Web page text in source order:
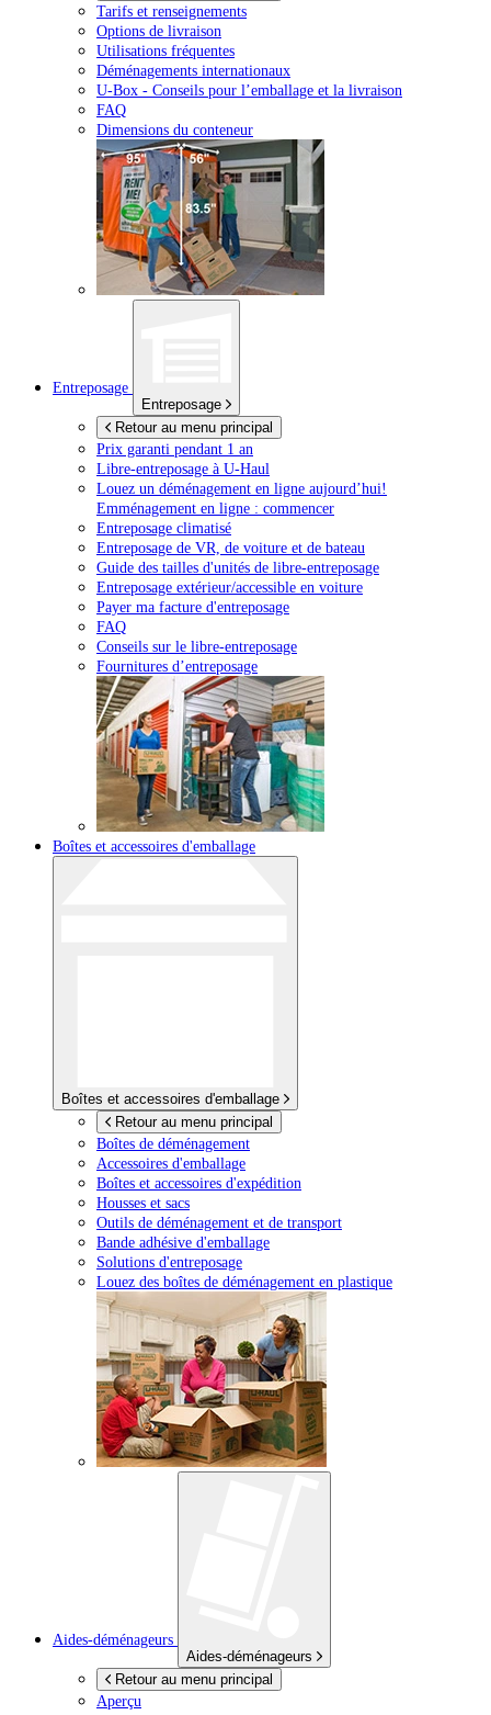
Tarifs et renseignements
Options de livraison
Utilisations fréquentes
Déménagements internationaux
U-Box - Conseils pour l’emballage et la livraison
FAQ
Dimensions du conteneur
Entreposage
Entreposage
Retour au menu principal
Prix garanti pendant 1 an
Libre-entreposage à U-Haul
Louez un déménagement en ligne aujourd’hui!
Emménagement en ligne : commencer
Entreposage climatisé
Entreposage de VR, de voiture et de bateau
Guide des tailles d'unités de libre-entreposage
Entreposage extérieur/accessible en voiture
Payer ma facture d'entreposage
FAQ
Conseils sur le libre-entreposage
Fournitures d’entreposage
Boîtes et accessoires d'emballage
Boîtes et accessoires d'emballage
Retour au menu principal
Boîtes de déménagement
Accessoires d'emballage
Boîtes et accessoires d'expédition
Housses et sacs
Outils de déménagement et de transport
Bande adhésive d'emballage
Solutions d'entreposage
Louez des boîtes de déménagement en plastique
Aides-déménageurs
Aides-déménageurs
Retour au menu principal
Aperçu